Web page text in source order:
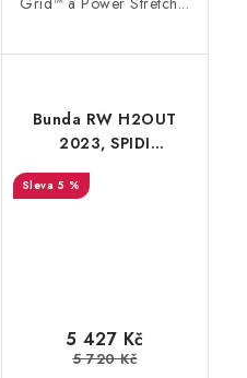
Bunda RW H2OUT
2023, SPIDI
(černá/modrá)
5 %
5 427 Kč
5 720 Kč